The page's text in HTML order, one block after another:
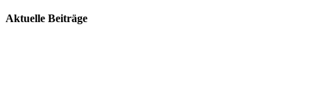
Aktuelle Beiträge